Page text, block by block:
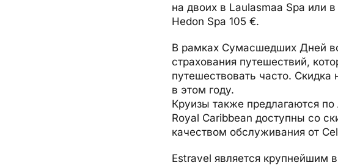
на двоих в Laulasmaa Spa или
Hedon Spa 105 €.
В рамках Сумасшедших Дней
страхования путешествий,
путешествовать часто. Скидка
в этом году.
Круизы также предлагаются
Royal Caribbean доступны со
качеством обслуживания от
Estravel является крупнейшим